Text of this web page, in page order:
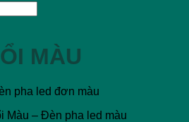
MÀU
pha led đơn màu
– Đèn pha led màu